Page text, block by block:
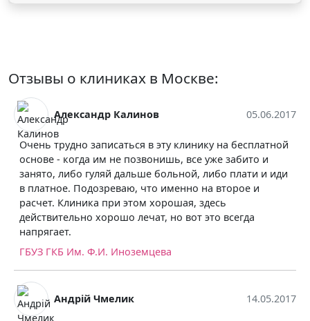
Отзывы о клиниках в Москве:
Калинов
записаться в эту клинику на бесплатной
когда им не позвонишь, все уже забито и
либо гуляй дальше больной, либо плати и иди
Подозреваю, что именно на второе и
Клиника при этом хорошая, здесь
хорошо лечат, но вот это всегда
Им. Ф.И. Иноземцева
Чмелик
детей,